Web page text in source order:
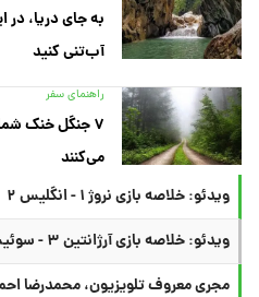
به جای دریا،
آب‌تنی کنید
راهنمای سفر
۷ جنگل خنک
می‌کنند
ویدئو: خلاصه بازی نروژ ۱ - انگلیس ۲
ویدئو: خلاصه بازی آرژانتین ۳ - سوئیس ۱
مجری معروف تلویزیون، محمدرضا